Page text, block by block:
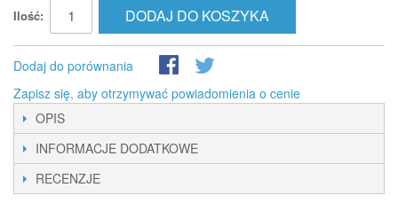
Ilość: DODAJ DO KOSZYKA
Dodaj do porównania
Zapisz się, aby otrzymywać powiadomienia o cenie
OPIS
INFORMACJE DODATKOWE
RECENZJE